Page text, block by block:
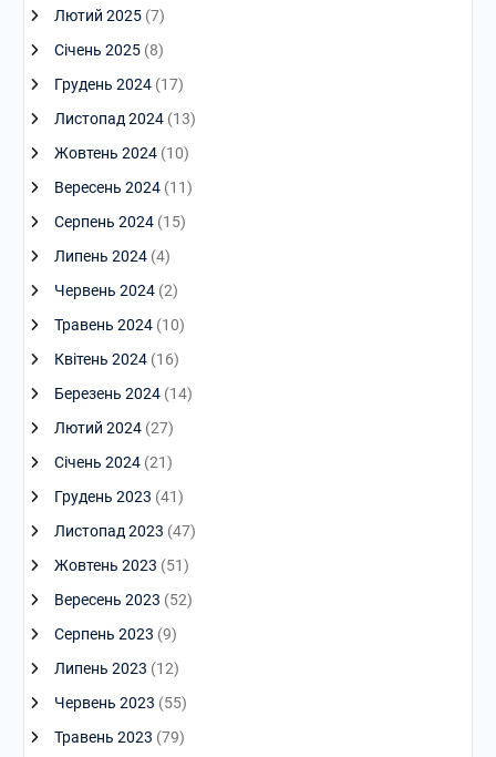
Лютий 2025(7)
Січень 2025(8)
Грудень 2024(17)
Листопад 2024(13)
Жовтень 2024(10)
Вересень 2024(11)
Серпень 2024(15)
Липень 2024(4)
Червень 2024(2)
Травень 2024(10)
Квітень 2024(16)
Березень 2024(14)
Лютий 2024(27)
Січень 2024(21)
Грудень 2023 (41)
Листопад 2023 (47)
Жовтень 2023 (51)
Вересень 2023 (52)
Серпень 2023 (9)
Липень 2023 (12)
Червень 2023 (55)
Травень 2023 (79)